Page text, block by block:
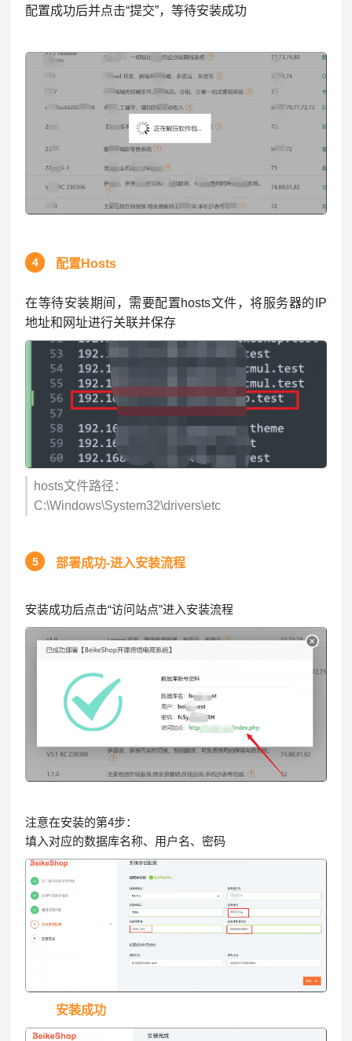
配置成功后并点击“提交”，等待安装成功
4 配置Hosts
在等待安装期间，需要配置hosts文件，将服务器的IP
地址和网址进行关联并保存
hosts文件路径：
C:\Windows\System32\drivers\etc
5 部署成功-进入安装流程
安装成功后点击“访问站点”进入安装流程
注意在安装的第4步：
填入对应的数据库名称、用户名、密码
安装成功